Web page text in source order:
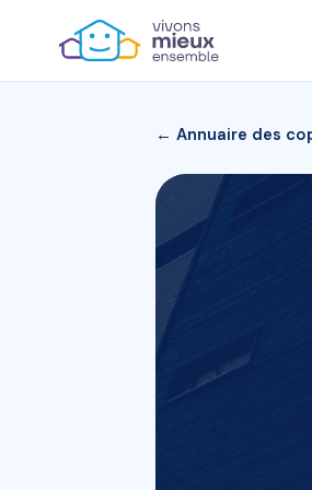
← Annuaire des